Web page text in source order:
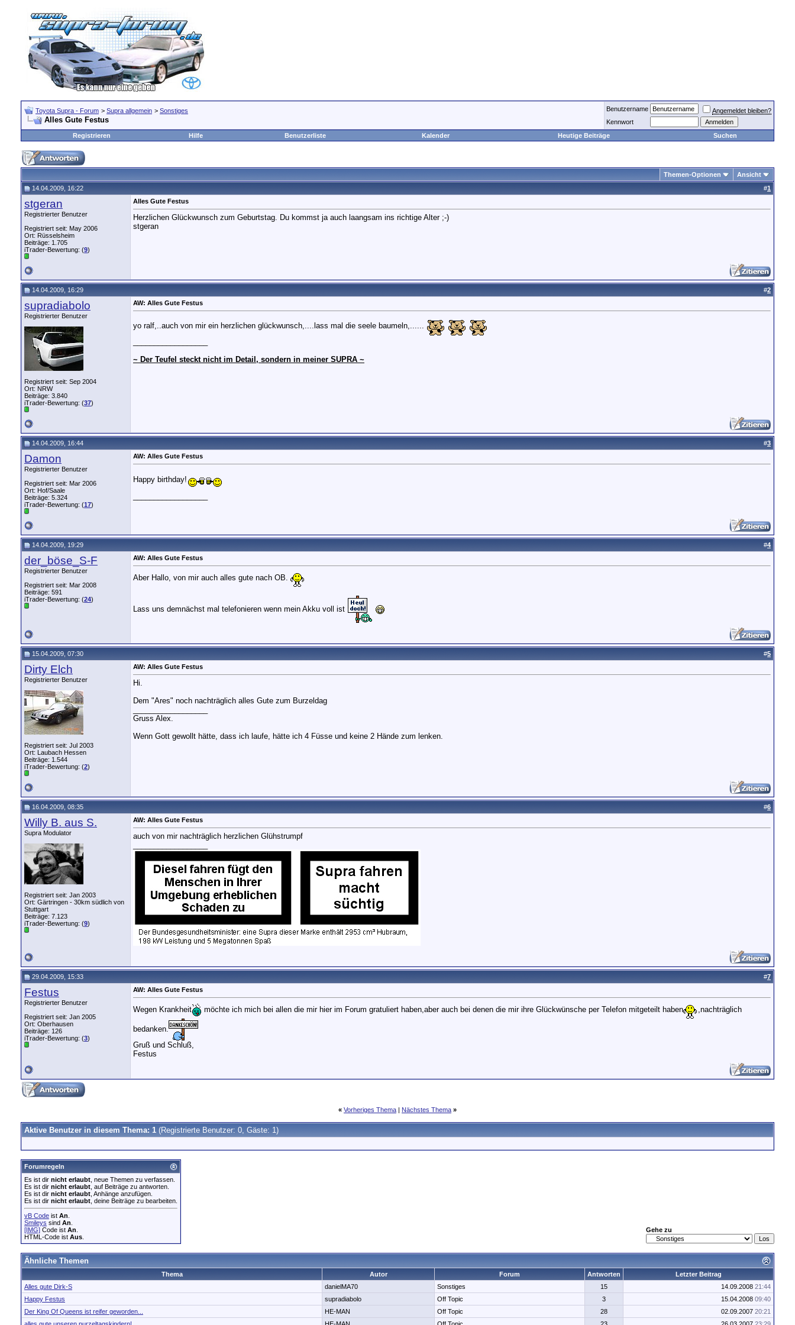
Toyota Supra - Forum > Supra allgemein > Sonstiges
Alles Gute Festus
Benutzername
Angemeldet bleiben?
Kennwort
Registrieren
Hilfe Benutzerliste Kalender Heutige Beiträge Suchen
Themen-Optionen
Ansicht
14.04.2009, 16:22
#1
stgeran
Registrierter Benutzer
Registriert seit: May 2006
Ort: Rüsselsheim
Beiträge: 1.705
iTrader-Bewertung: (9)
Alles Gute Festus
Herzlichen Glückwunsch zum Geburtstag. Du kommst ja auch laangsam ins richtige Alter ;-)
stgeran
14.04.2009, 16:29 #2
supradiabolo
Registrierter Benutzer
Registriert seit: Sep 2004
Ort: NRW
Beiträge: 3.840
iTrader-Bewertung: (37)
AW: Alles Gute Festus
yo ralf,..auch von mir ein herzlichen glückwunsch,....lass mal die seele baumeln,......
~ Der Teufel steckt nicht im Detail, sondern in meiner SUPRA ~
14.04.2009, 16:44 #3
Damon
Registrierter Benutzer
Registriert seit: Mar 2006
Ort: Hof/Saale
Beiträge: 5.324
iTrader-Bewertung: (17)
AW: Alles Gute Festus
Happy birthday!
14.04.2009, 19:29 #4
der_böse_S-F
Registrierter Benutzer
Registriert seit: Mar 2008
Beiträge: 591
iTrader-Bewertung: (24)
AW: Alles Gute Festus
Aber Hallo, von mir auch alles gute nach OB.
Lass uns demnächst mal telefonieren wenn mein Akku voll ist
15.04.2009, 07:30 #5
Dirty Elch
Registrierter Benutzer
Registriert seit: Jul 2003
Ort: Laubach Hessen
Beiträge: 1.544
iTrader-Bewertung: (2)
AW: Alles Gute Festus
Hi.
Dem "Ares" noch nachträglich alles Gute zum Burzeldag
Gruss Alex.
Wenn Gott gewollt hätte, dass ich laufe, hätte ich 4 Füsse und keine 2 Hände zum lenken.
16.04.2009, 08:35 #6
Willy B. aus S.
Supra Modulator
Registriert seit: Jan 2003
Ort: Gärtringen - 30km südlich von
Stuttgart
Beiträge: 7.123
iTrader-Bewertung: (9)
AW: Alles Gute Festus
auch von mir nachträglich herzlichen Glühstrumpf
29.04.2009, 15:33 #7
Festus
Registrierter Benutzer
Registriert seit: Jan 2005
Ort: Oberhausen
Beiträge: 126
iTrader-Bewertung: (3)
AW: Alles Gute Festus
Wegen Krankheit möchte ich mich bei allen die mir hier im Forum gratuliert haben,aber auch bei denen die mir ihre Glückwünsche per Telefon mitgeteilt haben ,nachträglich
bedanken.
Gruß und Schluß,
Festus
« Vorheriges Thema | Nächstes Thema »
Aktive Benutzer in diesem Thema: 1 (Registrierte Benutzer: 0, Gäste: 1)
Forumregeln
Es ist dir nicht erlaubt , neue Themen zu verfassen.
Es ist dir nicht erlaubt , auf Beiträge zu antworten.
Es ist dir nicht erlaubt , Anhänge anzufügen.
Es ist dir nicht erlaubt , deine Beiträge zu bearbeiten.
vB Code ist An
Smileys sind An
[IMG] Code ist An
HTML-Code ist Aus
Gehe zu
Ähnliche Themen
Thema Autor Forum Antworten
Letzter Beitrag
Alles gute Dirk-S
danielMA70 Sonstiges 15 14.09.2008 21:44
Happy Festus
supradiabolo Off Topic 3 15.04.2008 09:40
Der King Of Queens ist reifer geworden...
HE-MAN Off Topic 28 02.09.2007 20:21